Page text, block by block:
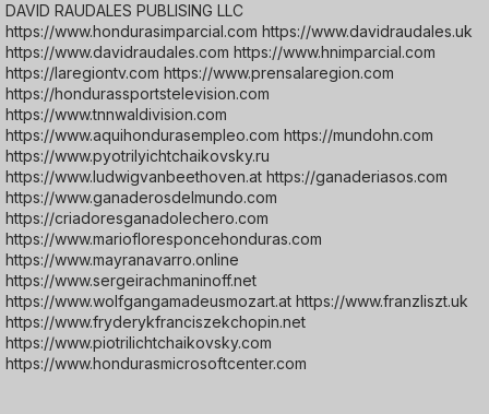
DAVID RAUDALES PUBLISING LLC
https://www.hondurasimparcial.com https://www.davidraudales.uk
https://www.davidraudales.com https://www.hnimparcial.com
https://laregiontv.com https://www.prensalaregion.com
https://hondurassportstelevision.com
https://www.tnnwaldivision.com
https://www.aquihondurasempleo.com https://mundohn.com
https://www.pyotrilyichtchaikovsky.ru
https://www.ludwigvanbeethoven.at https://ganaderiasos.com
https://www.ganaderosdelmundo.com
https://criadoresganadolechero.com
https://www.mariofloresponcehonduras.com
https://www.mayranavarro.online
https://www.sergeirachmaninoff.net
https://www.wolfgangamadeusmozart.at https://www.franzliszt.uk
https://www.fryderykfranciszekchopin.net
https://www.piotrilichtchaikovsky.com
https://www.hondurasmicrosoftcenter.com